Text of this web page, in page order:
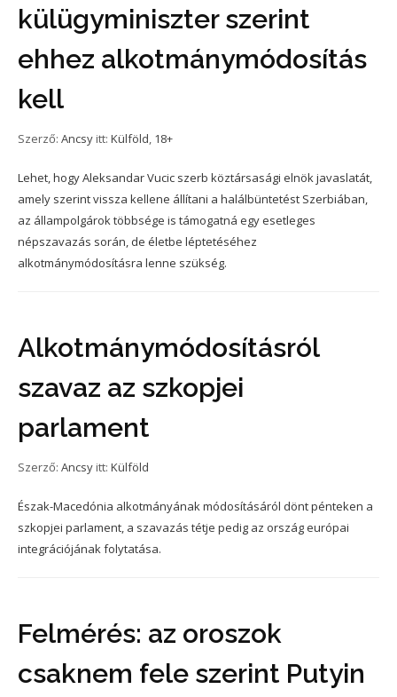
külügyminiszter szerint
ehhez alkotmánymódosítás
kell
Szerző: Ancsy itt: Külföld, 18+
Lehet, hogy Aleksandar Vucic szerb köztársasági elnök javaslatát,
amely szerint vissza kellene állítani a halálbüntetést Szerbiában,
az állampolgárok többsége is támogatná egy esetleges
népszavazás során, de életbe léptetéséhez
alkotmánymódosításra lenne szükség.
Alkotmánymódosításról
szavaz az szkopjei
parlament
Szerző: Ancsy itt: Külföld
Észak-Macedónia alkotmányának módosításáról dönt pénteken a
szkopjei parlament, a szavazás tétje pedig az ország európai
integrációjának folytatása.
Felmérés: az oroszok
csaknem fele szerint Putyin